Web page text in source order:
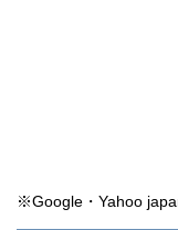
※Google・Yahoo